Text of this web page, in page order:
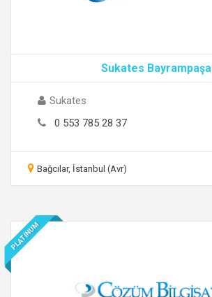
Sukates Bayrampaşa
Sukates
0 553 785 28 37
Bağcılar, İstanbul (Avr)
PLATINUM